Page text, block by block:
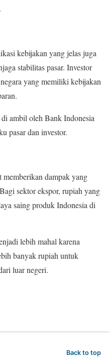
kebijakan yang jelas juga
stabilitas pasar. Investor
yang memiliki kebijakan
ambil oleh Bank Indonesia
pasar dan investor.
memberikan dampak yang
sektor ekspor, rupiah yang
saing produk Indonesia di
lebih mahal karena
banyak rupiah untuk
luar negeri.
Back to top